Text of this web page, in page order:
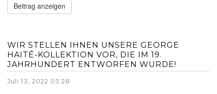
Beitrag anzeigen
WIR STELLEN IHNEN UNSERE GEORGE
HAITÉ-KOLLEKTION VOR, DIE IM 19.
JAHRHUNDERT ENTWORFEN WURDE!
Juli 13, 2022 03:28